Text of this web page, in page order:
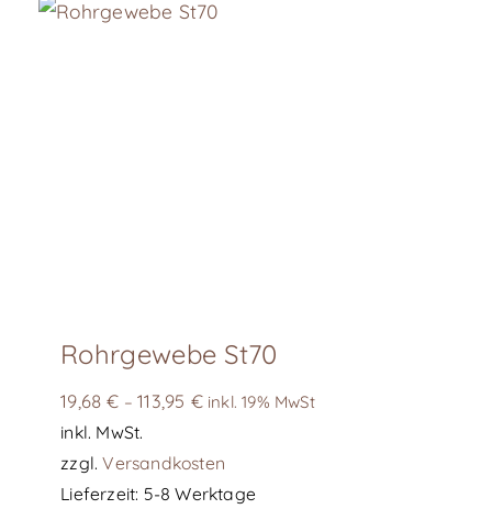
Rohrgewebe St70
19,68€ –113,95 € inkl. 19% MwSt
inkl. MwSt.
zzgl.Versandkosten
Lieferzeit: 5-8 Werktage